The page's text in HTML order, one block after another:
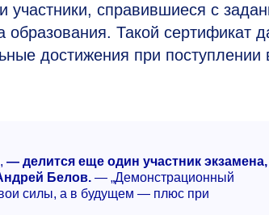
участники, справившиеся с
образования. Такой сертификат
достижения при поступлении
— делится еще один участник экзамена,
Белов. — „Демонстрационный
силы, а в будущем — плюс при